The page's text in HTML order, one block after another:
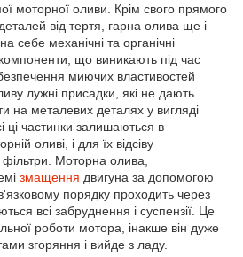
моторної оливи. Крім свого прямого
від тертя, гарна олива ще і
себе механічні та органічні
що виникають під час
миючих властивостей
лужні присадки, які не дають
на металевих деталях у вигляді
ці частинки залишаються в
оливі, і для їх відсіву
Моторна олива,
змащення двигуна за допомогою
порядку проходить через
всі забруднення і суспензії. Це
роботи мотора, інакше він дуже
згоряння і вийде з ладу.